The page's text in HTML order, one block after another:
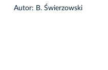
Autor: B. Świerzowski